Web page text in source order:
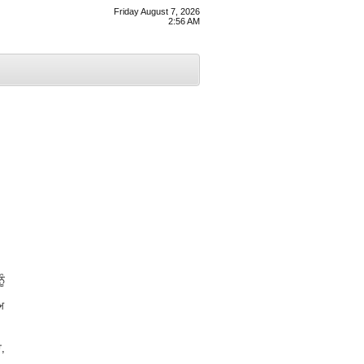
Friday August 7, 2026
2:56 AM